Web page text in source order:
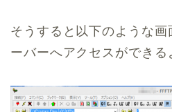
そうすると以下のような
ーバーへアクセスができる